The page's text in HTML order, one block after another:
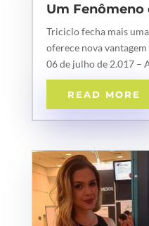
Um Fenômeno
Triciclo fecha mais
oferece nova
06 de julho de 2.017 –
READ MORE